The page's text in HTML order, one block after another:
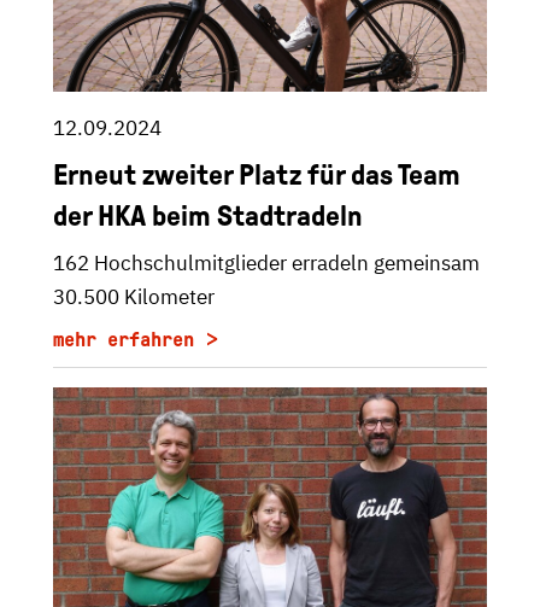
12.09.2024
Erneut zweiter Platz für das Team
der HKA beim Stadtradeln
162 Hochschulmitglieder erradeln gemeinsam
30.500 Kilometer
mehr erfahren